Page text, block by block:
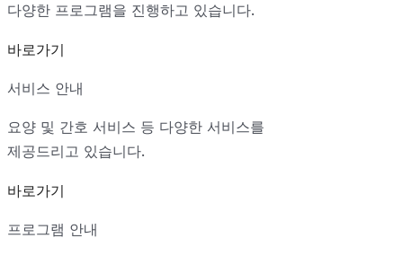
다양한 프로그램을 진행하고 있습니다.
바로가기
서비스 안내
요양 및 간호 서비스 등 다양한 서비스를
제공드리고 있습니다.
바로가기
프로그램 안내